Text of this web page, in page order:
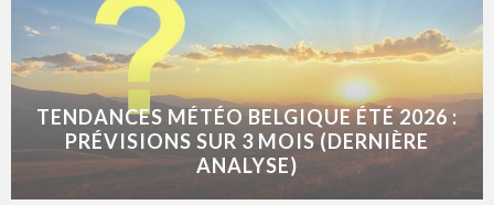
TENDANCES MÉTÉO BELGIQUE ÉTÉ 2026 :
PRÉVISIONS SUR 3 MOIS (DERNIÈRE
ANALYSE)